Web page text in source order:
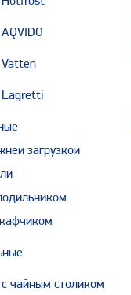
Vatten
Lagretti
загрузкой
чайным столиком